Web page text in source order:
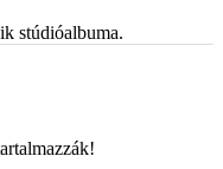
stúdióalbuma.